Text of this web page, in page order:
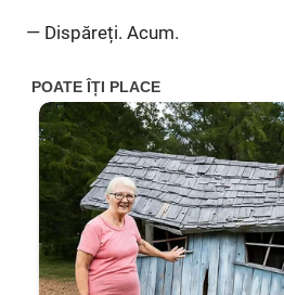
— Dispăreți. Acum.